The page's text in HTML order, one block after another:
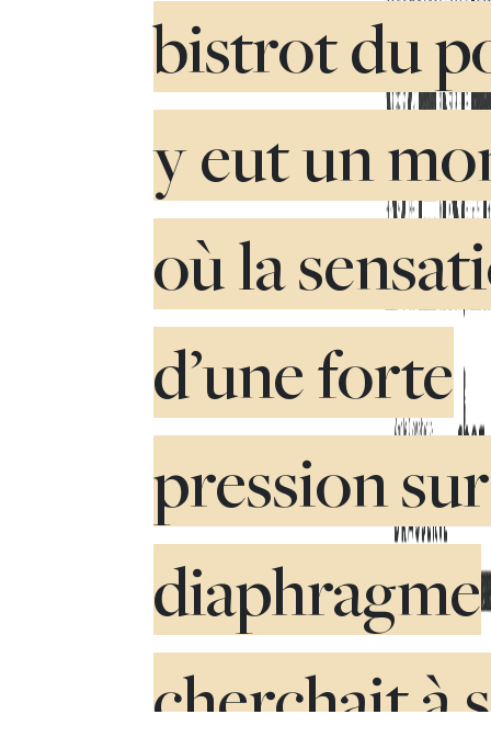
bistrot du
y eut un
où la
d’une forte
pression
diaphragme
cherchait à